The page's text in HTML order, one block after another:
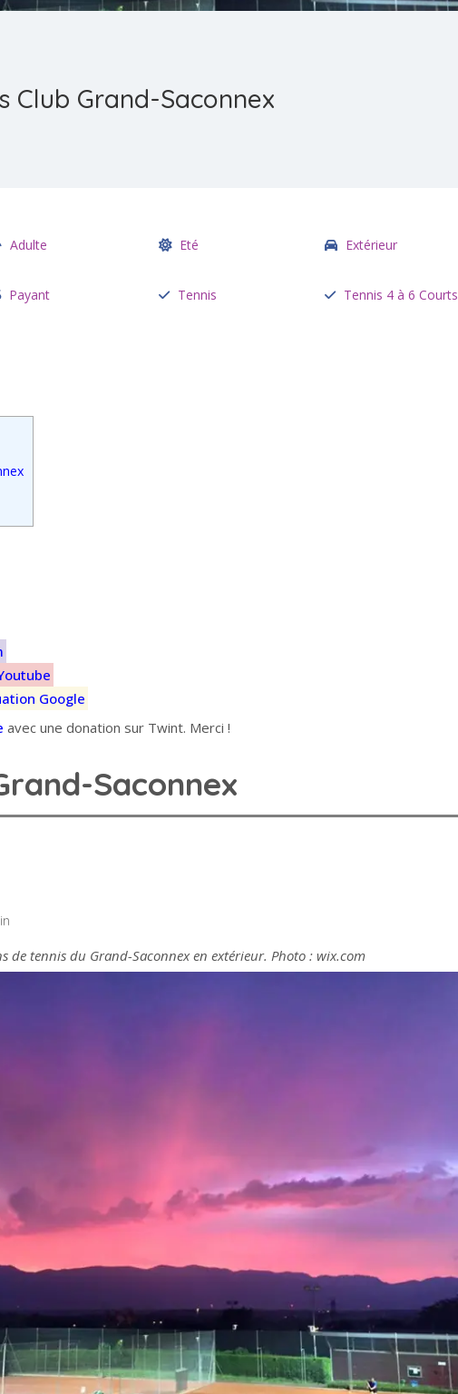
Club Grand-Saconnex
Adulte Eté Extérieur
Payant Tennis Tennis 4 à 6 Courts
Google
avec une donation sur Twint. Merci !
Saconnex
de tennis du Grand-Saconnex en extérieur. Photo : wix.com